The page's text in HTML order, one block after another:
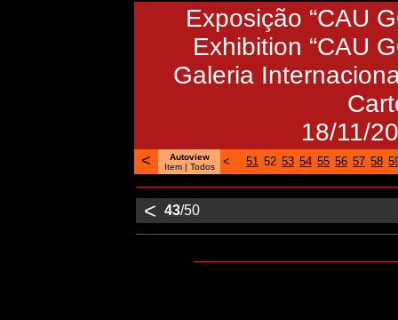
Exposição “CAU
Exhibition “CAU
Galeria
18/11/
<
Autoview
Item | Todos < 51 52 53 54 55 56 57 58
< 43/50